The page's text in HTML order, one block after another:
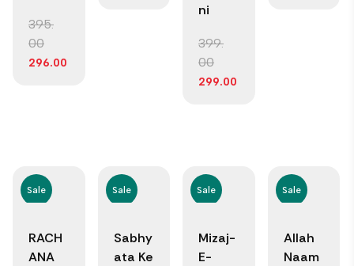
395.
00
296.00
ni
399.
00
299.00
Sale
RACH
ANA
Sale
Sabhy
ata Ke
Sale
Mizaj-
E-
Sale
Allah
Naam